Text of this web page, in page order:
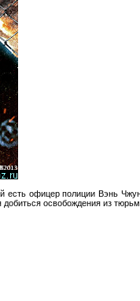
есть офицер полиции Вэнь
освобождения из